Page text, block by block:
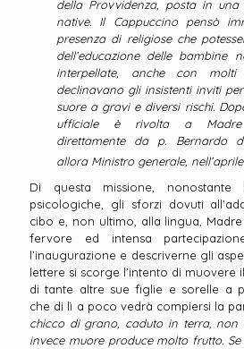
della Provvidenza, posta in
native. Il Cappuccino pensò
presenza di religiose che
dell’educazione delle bambine
interpellate, anche con
declinavano gli insistenti inviti
suore a gravi e diversi rischi.
ufficiale è rivolta a Madre
direttamente da p. Bernardo
allora Ministro generale, nell’aprile
Di questa missione,
psicologiche, gli sforzi dovuti
cibo e, non ultimo, alla lingua,
fervore ed intensa
l’inaugurazione e descriverne gli
lettere si scorge l’intento di muovere
di tante altre sue figlie e sorelle a
che di lì a poco vedrà compiersi la
chicco di grano, caduto in terra, non
invece muore produce molto frutto.